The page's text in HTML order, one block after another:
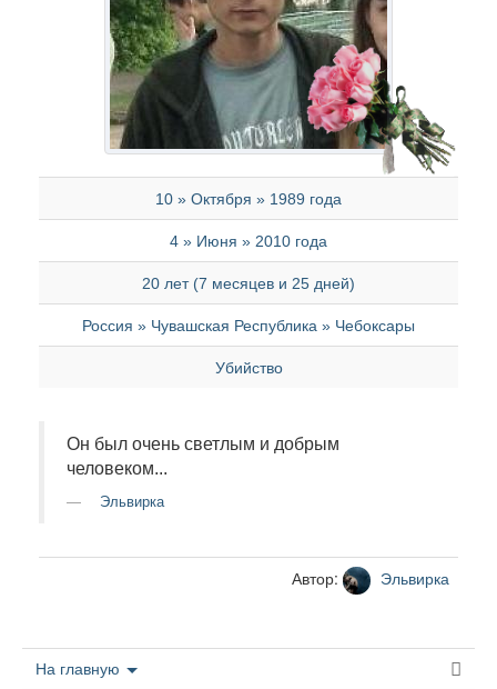
10 » Октября » 1989 года
4 » Июня » 2010 года
20 лет (7 месяцев и 25 дней)
Россия » Чувашская Республика » Чебоксары
Убийство
Он был очень светлым и добрым
человеком...
Эльвирка
Автор: Эльвирка
На главную